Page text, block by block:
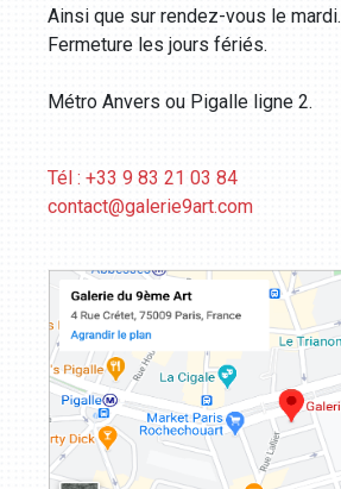
Ainsi que sur rendez-vous le mardi.
Fermeture les jours fériés.
Métro Anvers ou Pigalle ligne 2.
Tél : +33 9 83 21 03 84
contact@galerie9art.com